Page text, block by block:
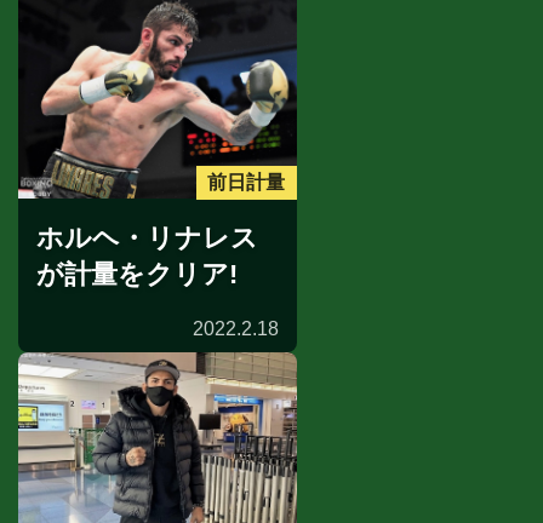
前日計量
ホルヘ・リナレス
が計量をクリア!
2022.2.18